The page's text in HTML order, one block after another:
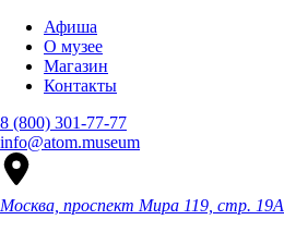
Афиша
О музее
Магазин
Контакты
8 (800) 301-77-77
info@atom.museum
Москва, проспект Мира 119, стр. 19А